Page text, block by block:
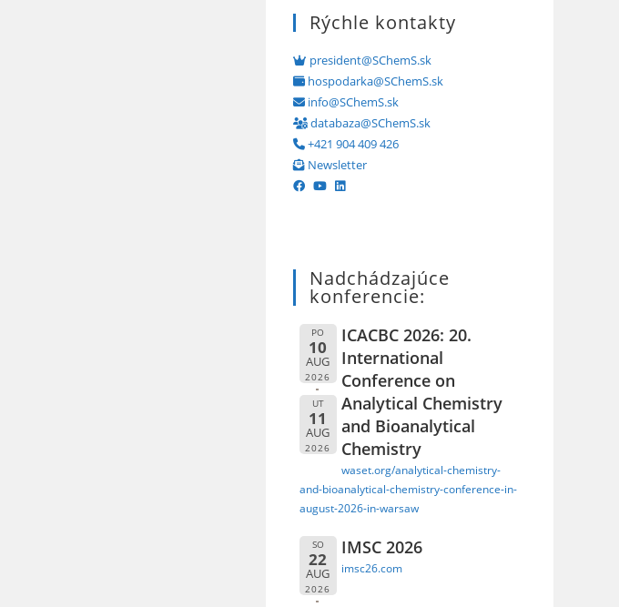
Rýchle kontakty
president@SChemS.sk
hospodarka@SChemS.sk
info@SChemS.sk
databaza@SChemS.sk
+421 904 409 426
Newsletter
Nadchádzajúce
konferencie:
PO
10
AUG
2026
UT
11
AUG
2026
ICACBC 2026: 20.
International
Conference on
Analytical Chemistry
and Bioanalytical
Chemistry
waset.org/analytical-chemistry-
and-bioanalytical-chemistry-conference-in-
august-2026-in-warsaw
SO
22
AUG
2026
IMSC 2026
imsc26.com